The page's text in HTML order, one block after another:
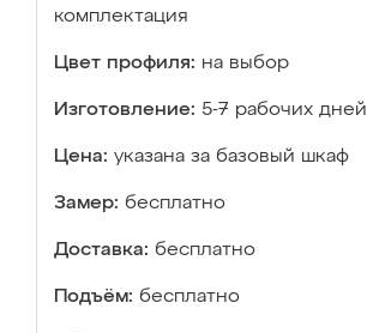
комплектация
Цвет профиля: на выбор
Изготовление: 5-7 рабочих дней
Цена: указана за базовый шкаф
Замер: бесплатно
Доставка: бесплатно
Подъём: бесплатно